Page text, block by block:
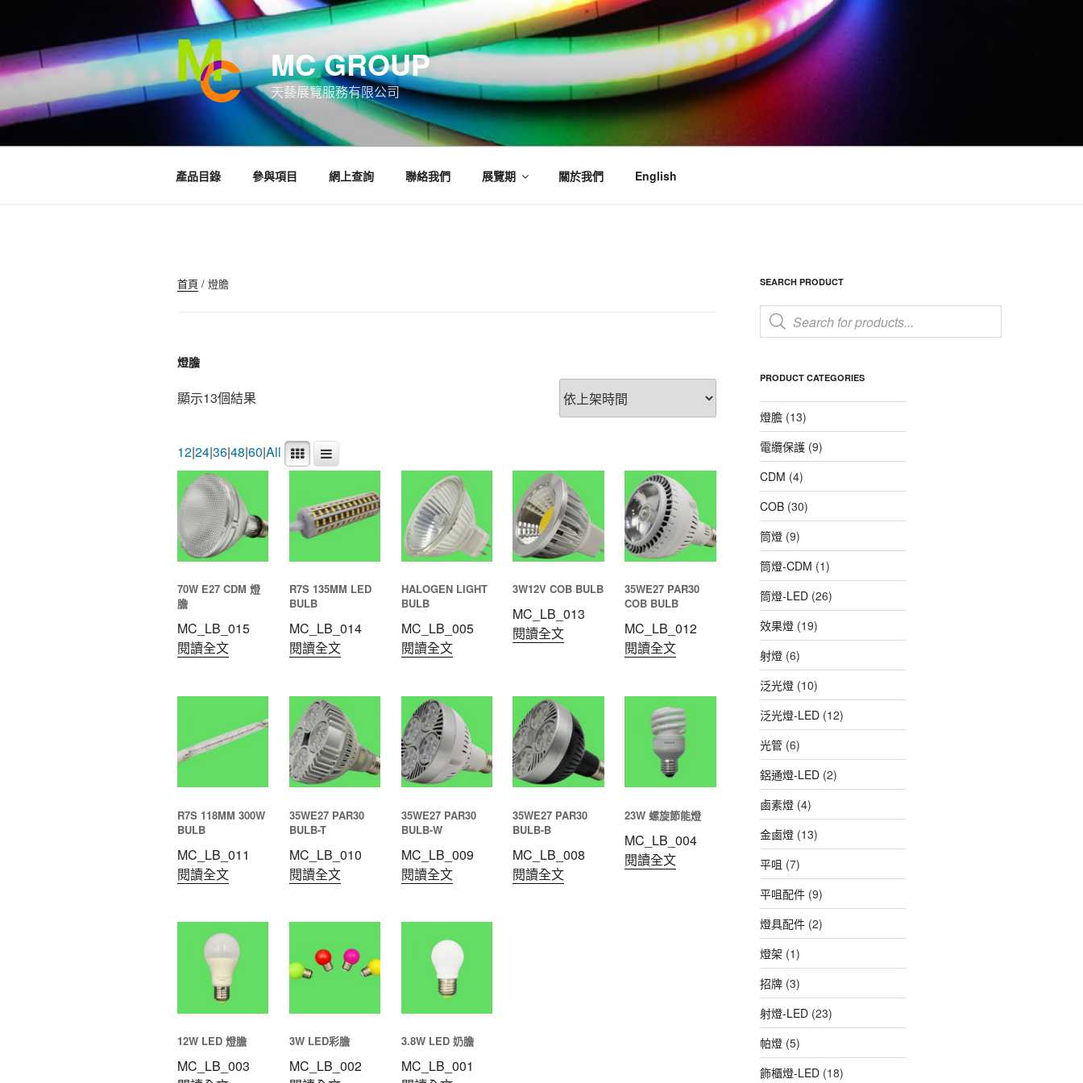
容
MC GROUP
天藝展覽服務有限公司
產品目錄 參與項目 網上查詢 聯絡我們 展覽期 關於我們 English
首頁 / 燈膽
燈膽
顯示13個結果
12|24|36|48|60|All
70W E27 CDM 燈
膽
MC_LB_015
閱讀全文
R7S 135MM LED
BULB
MC_LB_014
閱讀全文
HALOGEN LIGHT
BULB
MC_LB_005
閱讀全文
3W12V COB BULB
MC_LB_013
閱讀全文
35WE27 PAR30
COB BULB
MC_LB_012
閱讀全文
R7S 118MM 300W
BULB
MC_LB_011
閱讀全文
35WE27 PAR30
BULB-T
MC_LB_010
閱讀全文
35WE27 PAR30
BULB-W
MC_LB_009
閱讀全文
35WE27 PAR30
BULB-B
MC_LB_008
閱讀全文
23W 螺旋節能燈
MC_LB_004
閱讀全文
12W LED 燈膽
MC_LB_003
3W LED彩膽
MC_LB_002
3.8W LED 奶膽
MC_LB_001
SEARCH PRODUCT
Products
search
PRODUCT CATEGORIES
燈膽 (13)
電纜保護 (9)
CDM (4)
COB (30)
筒燈 (9)
筒燈-CDM (1)
筒燈-LED (26)
效果燈 (19)
射燈 (6)
泛光燈 (10)
泛光燈-LED (12)
光管 (6)
鋁通燈-LED (2)
鹵素燈 (4)
金鹵燈 (13)
平咀 (7)
平咀配件 (9)
燈具配件 (2)
燈架 (1)
招牌 (3)
射燈-LED (23)
帕燈 (5)
飾櫃燈-LED (18)